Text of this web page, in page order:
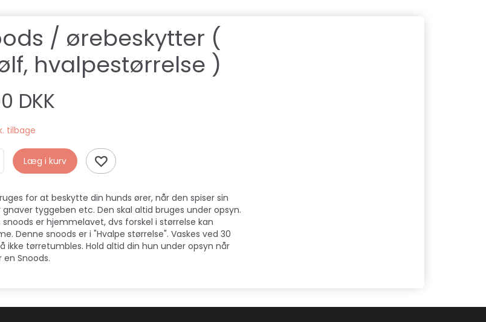
/ ørebeskytter (
hvalpestørrelse )
DKK
tilbage
Læg i kurv
for at beskytte din hunds ører, når den spiser sin
tyggeben etc. Den skal altid bruges under opsyn.
snoods er hjemmelavet, dvs forskel i størrelse kan
Denne snoods er i "Hvalpe størrelse". Vaskes ved 30
ikke tørretumbles. Hold altid din hun under opsyn når
Snoods.